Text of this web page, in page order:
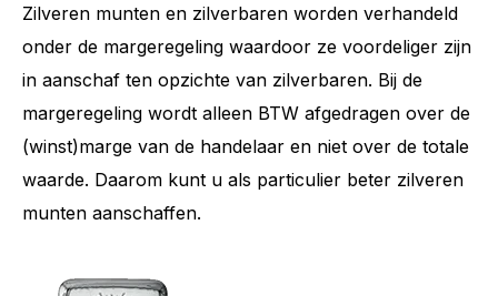
Zilveren munten en zilverbaren worden verhandeld
onder de margeregeling waardoor ze voordeliger zijn
in aanschaf ten opzichte van zilverbaren. Bij de
margeregeling wordt alleen BTW afgedragen over de
(winst)marge van de handelaar en niet over de totale
waarde. Daarom kunt u als particulier beter zilveren
munten aanschaffen.